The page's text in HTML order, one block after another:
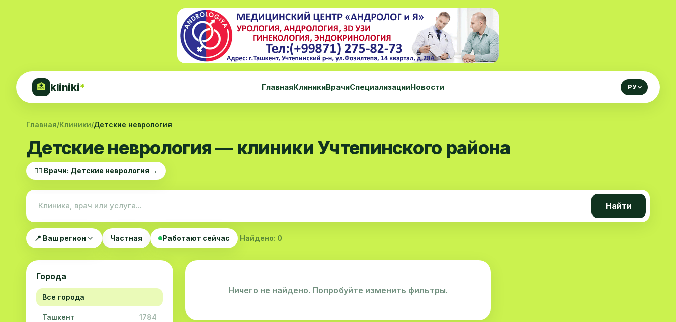
🏥 kliniki* ГлавнаяКлиникиВрачиСпециализацииНовости РУ
Главная/Клиники/Детские неврология
Детские неврология — клиники Учтепинского района
👨‍⚕️ Врачи: Детские неврология →
Найти
📍 Ваш регион Частная Работают сейчас Найдено: 0
Города
Все города
Ташкент 1784
Ничего не найдено. Попробуйте изменить фильтры.